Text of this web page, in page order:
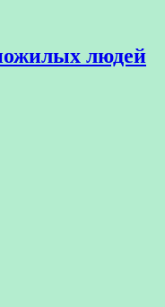
людей